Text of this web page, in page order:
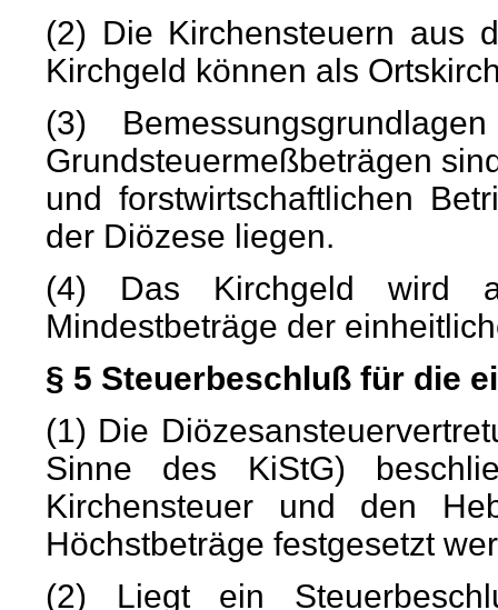
(2) Die Kirchensteuern aus
Kirchgeld können als
(3)
Grundsteuermeßbeträgen
und forstwirtschaftlichen
der Diözese liegen.
(4) Das Kirchgeld wird
Mindestbeträge der
§ 5 Steuerbeschluß für die
(1) Die
Sinne des KiStG)
Kirchensteuer und den
Höchstbeträge festgesetzt
(2) Liegt ein